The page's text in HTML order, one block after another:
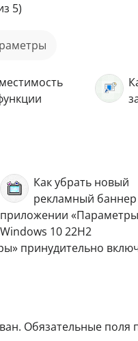
5)
Как убрать новый
рекламный
приложении
Windows 10 22H2
принудительно
Обязательные поля